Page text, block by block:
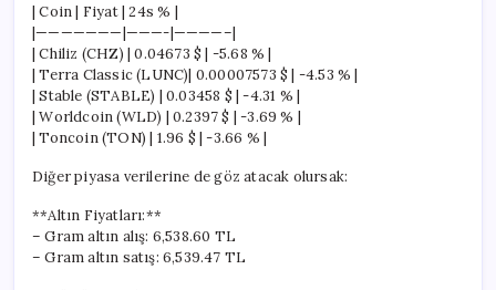
| Coin | Fiyat | 24s % |
|———————|———-|————–|
| Chiliz (CHZ) | 0.04673 $ | -5.68 % |
| Terra Classic (LUNC)| 0.00007573 $ | -4.53 % |
| Stable (STABLE) | 0.03458 $ | -4.31 % |
| Worldcoin (WLD) | 0.2397 $ | -3.69 % |
| Toncoin (TON) | 1.96 $ | -3.66 % |
Diğer piyasa verilerine de göz atacak olursak:
**Altın Fiyatları:**
– Gram altın alış: 6,538.60 TL
– Gram altın satış: 6,539.47 TL